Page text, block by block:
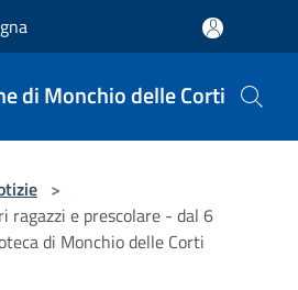
di Monchio delle Corti
>
ragazzi e prescolare - dal 6
di Monchio delle Corti